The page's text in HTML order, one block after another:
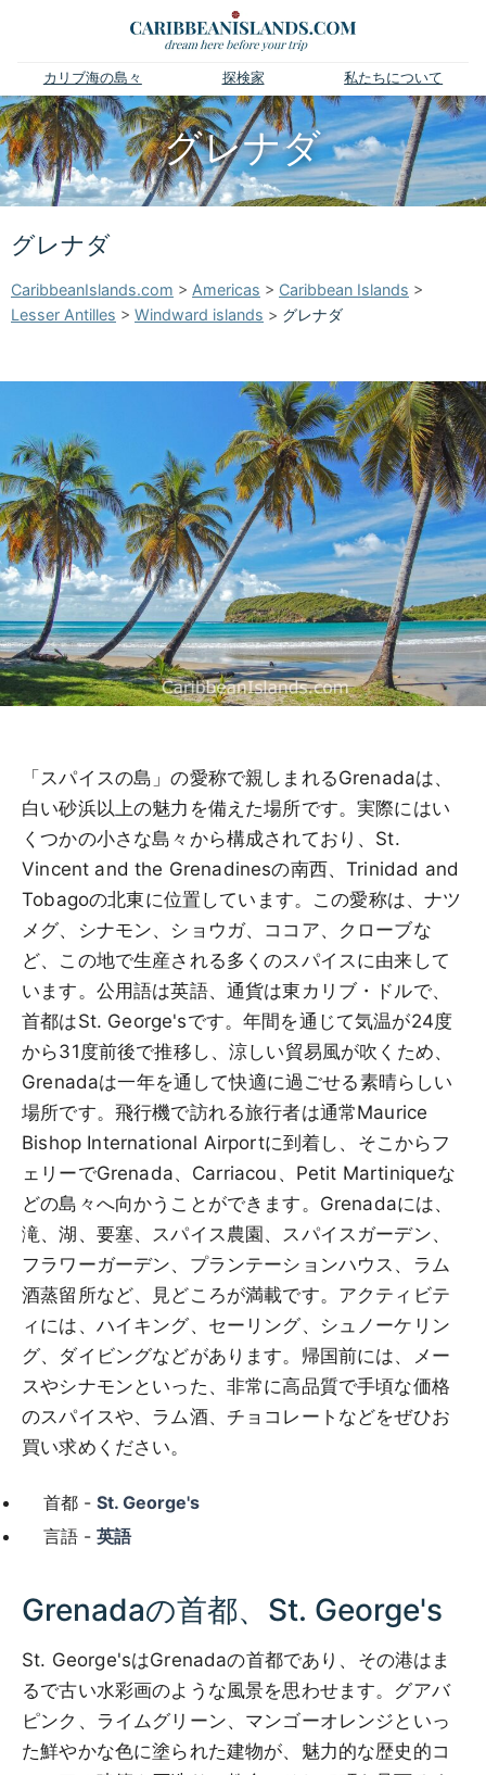
カリブ海の島々 探検家 私たちについて
グレナダ
グレナダ
CaribbeanIslands.com > Americas > Caribbean Islands >
Lesser Antilles > Windward islands > グレナダ
「スパイスの島」の愛称で親しまれるGrenadaは、
白い砂浜以上の魅力を備えた場所です。実際にはい
くつかの小さな島々から構成されており、St.
Vincent and the Grenadinesの南西、Trinidad and
Tobagoの北東に位置しています。この愛称は、ナツ
メグ、シナモン、ショウガ、ココア、クローブな
ど、この地で生産される多くのスパイスに由来して
います。公用語は英語、通貨は東カリブ・ドルで、
首都はSt. George'sです。年間を通じて気温が24度
から31度前後で推移し、涼しい貿易風が吹くため、
Grenadaは一年を通して快適に過ごせる素晴らしい
場所です。飛行機で訪れる旅行者は通常Maurice
Bishop International Airportに到着し、そこからフ
ェリーでGrenada、Carriacou、Petit Martiniqueな
どの島々へ向かうことができます。Grenadaには、
滝、湖、要塞、スパイス農園、スパイスガーデン、
フラワーガーデン、プランテーションハウス、ラム
酒蒸留所など、見どころが満載です。アクティビテ
ィには、ハイキング、セーリング、シュノーケリン
グ、ダイビングなどがあります。帰国前には、メー
スやシナモンといった、非常に高品質で手頃な価格
のスパイスや、ラム酒、チョコレートなどをぜひお
買い求めください。
首都 - St. George's
言語 - 英語
Grenadaの首都、St. George's
St. George'sはGrenadaの首都であり、その港はま
るで古い水彩画のような風景を思わせます。グアバ
ピンク、ライムグリーン、マンゴーオレンジといっ
た鮮やかな色に塗られた建物が、魅力的な歴史的コ